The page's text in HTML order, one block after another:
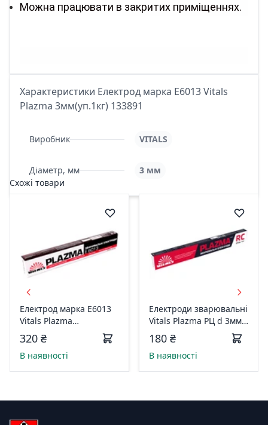
Можна працювати в закритих приміщеннях.
Характеристики Електрод марка E6013 Vitals
Plazma 3мм(уп.1кг) 133891
Виробник VITALS
Діаметр, мм
3 мм
Схожі товари
Електрод марка E6013
Vitals Plazma
3мм(уп.2.5кг) 133890
320 ₴
В наявності
Електроди зварювальні
Vitals Plazma РЦ d 3мм,
X 1кг 245083
180 ₴
В наявності